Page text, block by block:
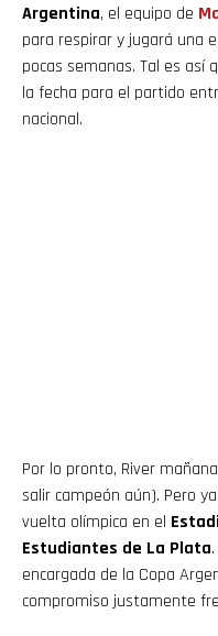
Argentina, el equipo de
para respirar y jugará una
pocas semanas. Tal es así
la fecha para el partido
nacional.
Por lo pronto, River
salir campeón aún). Pero
vuelta olímpica en el
Estudiantes de La Plata
encargada de la Copa
compromiso justamente